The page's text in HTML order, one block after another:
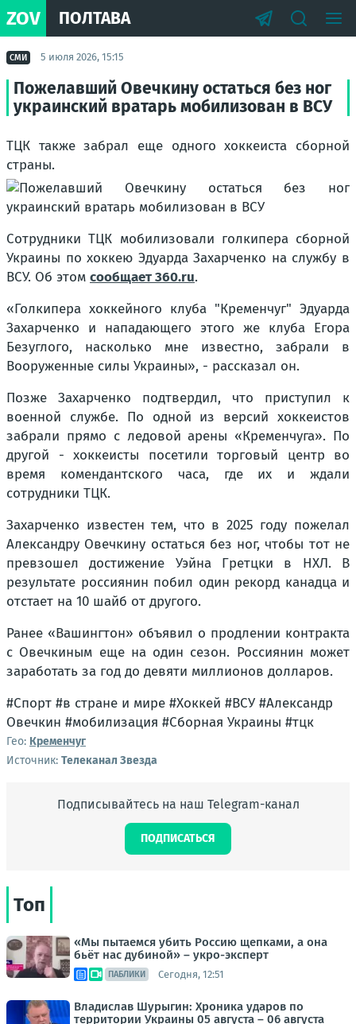
ZOV ПОЛТАВА
СМИ 5 июля 2026, 15:15
Пожелавший Овечкину остаться без ног
украинский вратарь мобилизован в ВСУ
ТЦК также забрал еще одного хоккеиста сборной
страны.
Сотрудники ТЦК мобилизовали голкипера сборной
Украины по хоккею Эдуарда Захарченко на службу в
ВСУ. Об этом сообщает 360.ru.
«Голкипера хоккейного клуба "Кременчуг" Эдуарда
Захарченко и нападающего этого же клуба Егора
Безуглого, насколько мне известно, забрали в
Вооруженные силы Украины», - рассказал он.
Позже Захарченко подтвердил, что приступил к
военной службе. По одной из версий хоккеистов
забрали прямо с ледовой арены «Кременчуга». По
другой - хоккеисты посетили торговый центр во
время комендантского часа, где их и ждали
сотрудники ТЦК.
Захарченко известен тем, что в 2025 году пожелал
Александру Овечкину остаться без ног, чтобы тот не
превзошел достижение Уэйна Гретцки в НХЛ. В
результате россиянин побил один рекорд канадца и
отстает на 10 шайб от другого.
Ранее «Вашингтон» объявил о продлении контракта
с Овечкиным еще на один сезон. Россиянин может
заработать за год до девяти миллионов долларов.
#Спорт #в стране и мире #Хоккей #ВСУ #Александр
Овечкин #мобилизация #Сборная Украины #тцк
Гео: Кременчуг
Источник: Телеканал Звезда
Подписывайтесь на наш Telegram-канал
ПОДПИСАТЬСЯ
Топ
«Мы пытаемся убить Россию щепками, а она
бьёт нас дубиной» – укро-эксперт
ПАБЛИКИ Сегодня, 12:51
Владислав Шурыгин: Хроника ударов по
территории Украины 05 августа – 06 августа